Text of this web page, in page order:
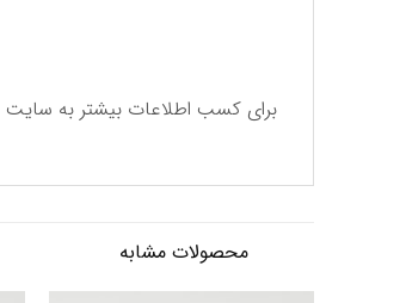
برای كسب اطلاعات بیشتر به سایت
محصولات مشابه